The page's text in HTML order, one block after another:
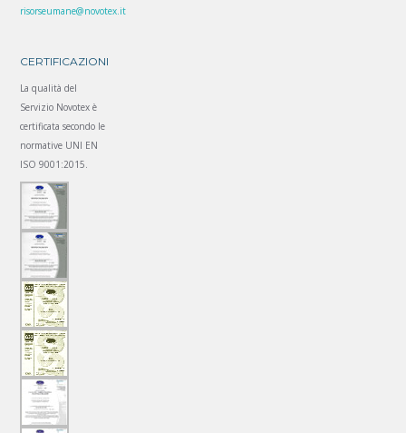
risorseumane@novotex.it
CERTIFICAZIONI
La qualità del
Servizio Novotex è
certificata secondo le
normative UNI EN
ISO 9001:2015.